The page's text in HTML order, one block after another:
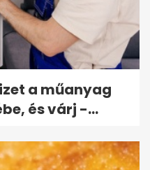
a műanyag
és várj -...